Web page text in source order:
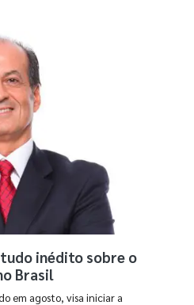
inédito sobre o
Brasil
em agosto, visa iniciar a